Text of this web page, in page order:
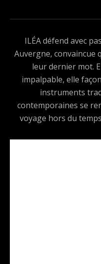
ILÉA défend avec
Auvergne, convaincue
leur dernier mot.
impalpable, elle
instruments
contemporaines se
voyage hors du